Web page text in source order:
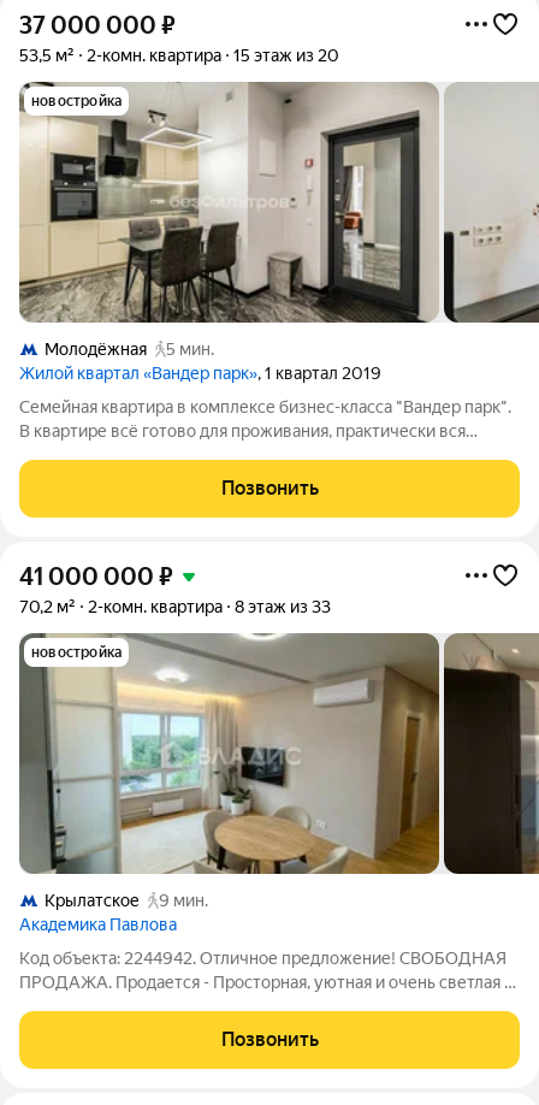
37 000 000 ₽
53,5 м² 2-комн. квартира 15 этаж из 20
новостройка
Молодёжная
5 мин.
Жилой квартал «Вандер парк», 1 квартал 2019
Семейная квартира в комплексе бизнес-класса "Вандер парк".
В квартире всё готово для проживания, практически вся
Позвонить
41 000 000 ₽
70,2 м² 2-комн. квартира 8 этаж из 33
новостройка
Крылатское
9 мин.
Академика Павлова
Код объекта: 2244942. Отличное предложение! СВОБОДНАЯ
ПРОДАЖА. Продается - Просторная, уютная и очень светлая 2
современном ЖК - Академика Павлова на Западе Москвы в
пешей доступности от метро
Позвонить